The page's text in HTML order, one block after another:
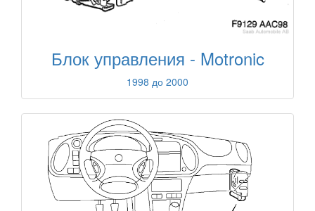
Блок управления - Motronic
1998 до 2000